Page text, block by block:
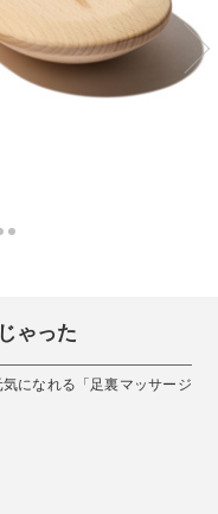
ゃった
になれる「足裏マッサージ